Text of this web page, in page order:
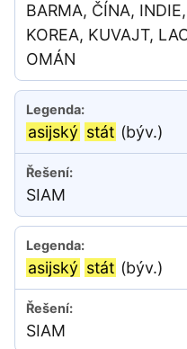
BARMA, ČÍNA,
KOREA, KUVAJT,
OMÁN
asijský stát (býv.)
SIAM
asijský stát (býv.)
SIAM